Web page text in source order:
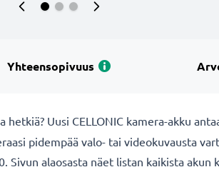
Yhteensopivuus
Uusi CELLONIC kamera-akku
pidempää valo- tai videokuvausta
alaosasta näet listan kaikista akun